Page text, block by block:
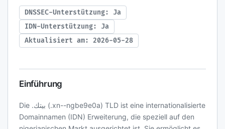
DNSSEC-Unterstützung: Ja
IDN-Unterstützung: Ja
Aktualisiert am: 2026-05-28
Einführung
Die .بيتك (.xn--ngbe9e0a) TLD ist eine internationalisierte
Domainnamen (IDN) Erweiterung, die speziell auf den